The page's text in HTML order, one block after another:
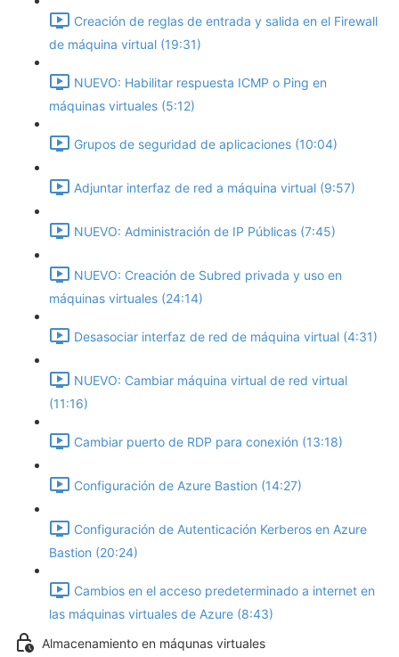
Creación de reglas de entrada y salida en el Firewall
de máquina virtual (19:31)
NUEVO: Habilitar respuesta ICMP o Ping en
máquinas virtuales (5:12)
Grupos de seguridad de aplicaciones (10:04)
Adjuntar interfaz de red a máquina virtual (9:57)
NUEVO: Administración de IP Públicas (7:45)
NUEVO: Creación de Subred privada y uso en
máquinas virtuales (24:14)
Desasociar interfaz de red de máquina virtual (4:31)
NUEVO: Cambiar máquina virtual de red virtual
(11:16)
Cambiar puerto de RDP para conexión (13:18)
Configuración de Azure Bastion (14:27)
Configuración de Autenticación Kerberos en Azure
Bastion (20:24)
Cambios en el acceso predeterminado a internet en
las máquinas virtuales de Azure (8:43)
Almacenamiento en máqunas virtuales